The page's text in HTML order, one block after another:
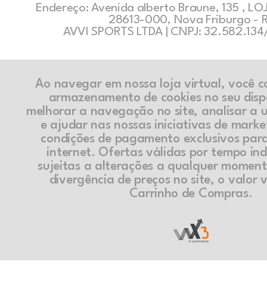
Endereço: Avenida alberto Braune, 135 ,
28613-000, Nova Friburgo -
AVVI SPORTS LTDA | CNPJ:
Ao navegar em nossa loja virtual, você
armazenamento de cookies no seu
melhorar a navegação no site, analisar a
e ajudar nas nossas iniciativas de
condições de pagamento exclusivos
internet. Ofertas válidas por tempo
sujeitas a alterações a qualquer
divergência de preços no site, o valor
Carrinho de Compras.